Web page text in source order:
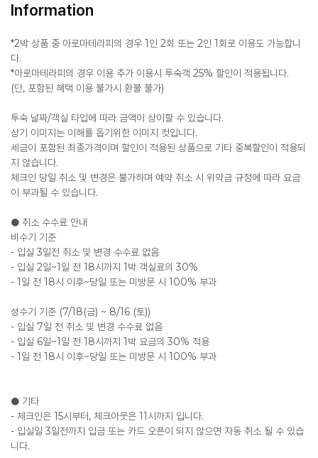
Information
*2박 상품 중 아로마테라피의 경우 1인 2회 또는 2인 1회로 이용도 가능합니
다.
*아로마테라피의 경우 이용 추가 이용시 투숙객 25% 할인이 적용됩니다.
(단, 포함된 혜택 이용 불가시 환불 불가)
투숙 날짜/객실 타입에 따라 금액이 상이할 수 있습니다.
상기 이미지는 이해를 돕기위한 이미지 컷입니다.
세금이 포함된 최종가격이며 할인이 적용된 상품으로 기타 중복할인이 적용되
지 않습니다.
체크인 당일 취소 및 변경은 불가하며 예약 취소 시 위약금 규정에 따라 요금
이 부과될 수 있습니다.
● 취소 수수료 안내
비수기 기준
- 입실 3일전 취소 및 변경 수수료 없음
- 입실 2일~1일 전 18시까지 1박 객실료의 30%
- 1일 전 18시 이후~당일 또는 미방문 시 100% 부과
성수기 기준 (7/18(금) ~ 8/16 (토))
- 입실 7일 전 취소 및 변경 수수료 없음
- 입실 6일~1일 전 18시까지 1박 요금의 30% 적용
- 1일 전 18시 이후~당일 또는 미방문 시 100% 부과
● 기타
- 체크인은 15시부터, 체크아웃은 11시까지 입니다.
- 입실일 3일전까지 입금 또는 카드 오픈이 되지 않으면 자동 취소 될 수 있습
니다.